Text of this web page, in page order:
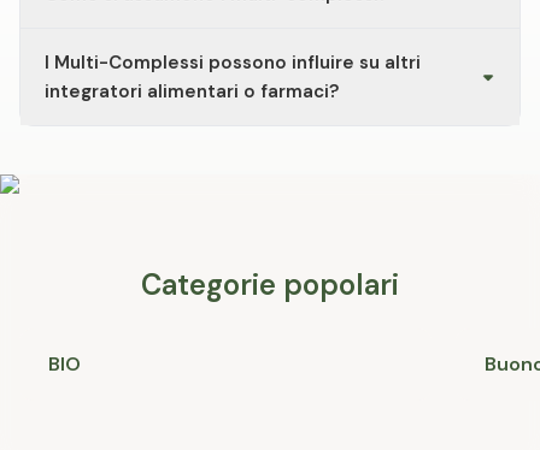
o senza pasto) sono specifiche per ciascun prodotto e
sono riportate sulla confezione o nella descrizione del
I Multi-Complessi possono influire su altri
integratori alimentari o farmaci?
Categorie popolari
BIO